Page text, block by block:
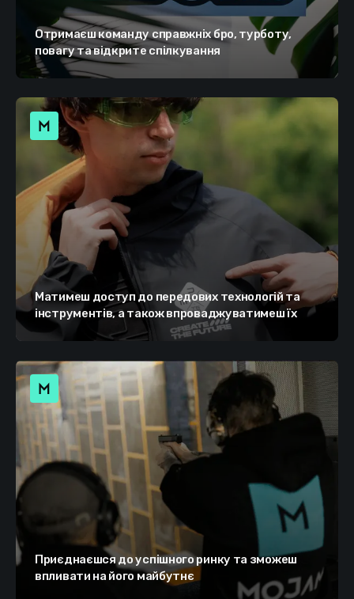
Отримаєш команду справжніх бро, турботу,
повагу та відкрите спілкування
Матимеш доступ до передових технологій та
інструментів, а також впроваджуватимеш їх
Приєднаєшся до успішного ринку та зможеш
впливати на його майбутнє